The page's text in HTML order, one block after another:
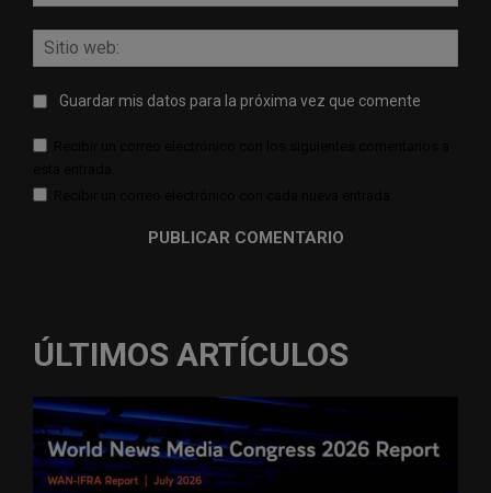
Guardar mis datos para la próxima vez que comente
ÚLTIMOS ARTÍCULOS